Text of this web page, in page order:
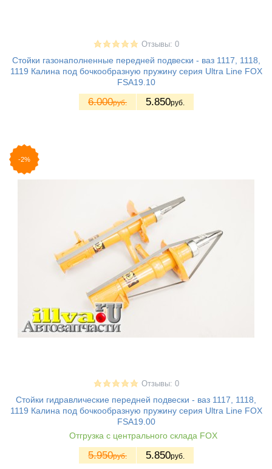
Отзывы: 0
Стойки газонаполненные передней подвески - ваз 1117, 1118,
1119 Калина под бочкообразную пружину серия Ultra Line FOX
FSA19.10
6.000руб. 5.850руб.
-2%
Отзывы: 0
Стойки гидравлические передней подвески - ваз 1117, 1118,
1119 Калина под бочкообразную пружину серия Ultra Line FOX
FSA19.00
Отгрузка с центрального склада FOX
5.950руб. 5.850руб.